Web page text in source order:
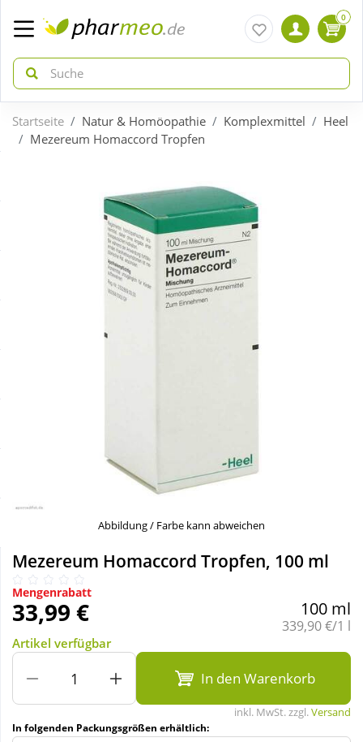
zurück
Aktuelle Coupons
Täglich gut versorgt
zurück
Nahrungsergänzung
Natur & Homöopathie
Sanitätshaus
Sport & Fitness
Tierbedarf
0
Startseite Natur & Homöopathie Komplexmittel
Heel
Mezereum Homaccord Tropfen
Abbildung / Farbe kann abweichen
Mezereum Homaccord Tropfen, 100 ml
Mengenrabatt
33,99 € 100 ml
Grundpreis:
339,90 €/1 l
Artikel verfügbar
In den Warenkorb
inkl. MwSt. zzgl.Versand
In folgenden Packungsgrößen erhältlich: